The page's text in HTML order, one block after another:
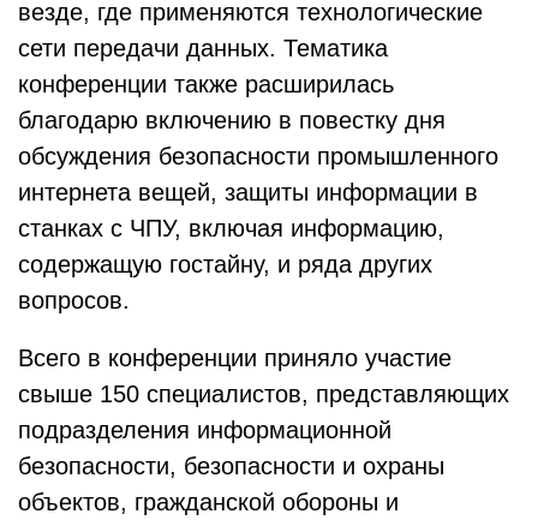
везде, где применяются технологические
сети передачи данных. Тематика
конференции также расширилась
благодарю включению в повестку дня
обсуждения безопасности промышленного
интернета вещей, защиты информации в
станках с ЧПУ, включая информацию,
содержащую гостайну, и ряда других
вопросов.
Всего в конференции приняло участие
свыше 150 специалистов, представляющих
подразделения информационной
безопасности, безопасности и охраны
объектов, гражданской обороны и